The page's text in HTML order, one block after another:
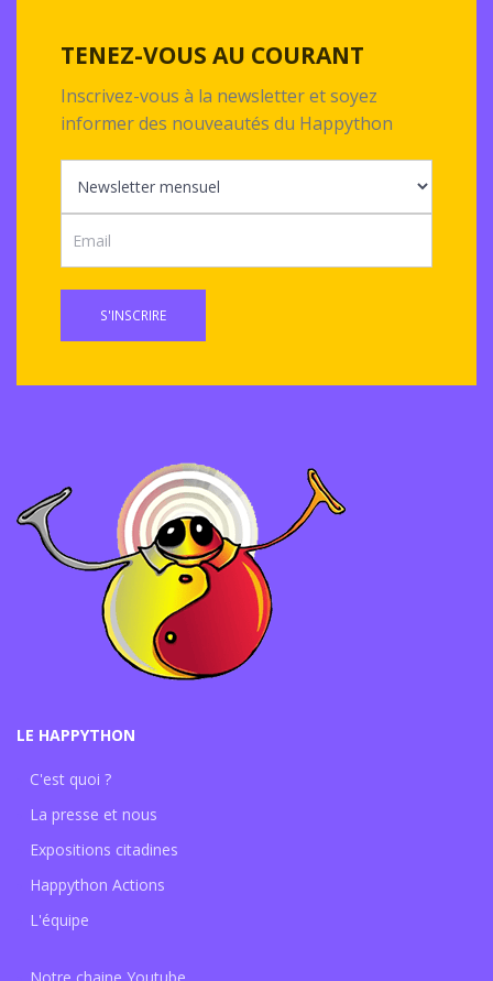
TENEZ-VOUS AU COURANT
Inscrivez-vous à la newsletter et soyez
informer des nouveautés du Happython
S'INSCRIRE
LE HAPPYTHON
C'est quoi ?
La presse et nous
Expositions citadines
Happython Actions
L'équipe